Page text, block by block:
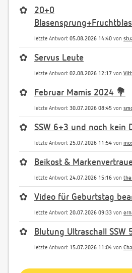
✿
20+0
letzte Antwort 05.08.2026 14:40 von
✿ Servus Leute
letzte Antwort 02.08.2026 12:17 von
✿ Februar Mamis 2024 💐
letzte Antwort 30.07.2026 08:45 von
✿ SSW 6+3 und noch kein
letzte Antwort 25.07.2026 11:54 von
✿ Beikost &
letzte Antwort 24.07.2026 15:16 von
✿ Video für Geburtstag
letzte Antwort 20.07.2026 09:33 von
✿ Blutung Ultraschall SSW
letzte Antwort 15.07.2026 11:04 von